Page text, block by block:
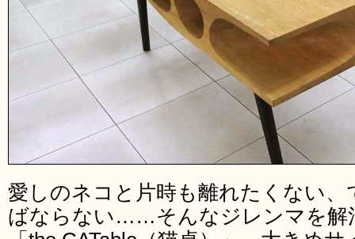
愛しのネコと片時も離れたくない
ばならない……そんなジレンマを解